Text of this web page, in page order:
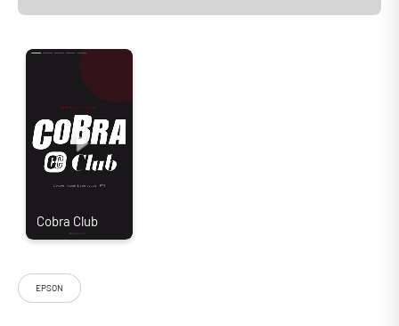
EPSON
Pensé pour les amateurs de cinéma exigeants comme pour les